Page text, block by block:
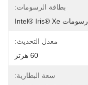
بطاقة الرسومات:
رسومات Intel® Iris® Xe
معدل التحديث:
60 هرتز
سعة البطارية: